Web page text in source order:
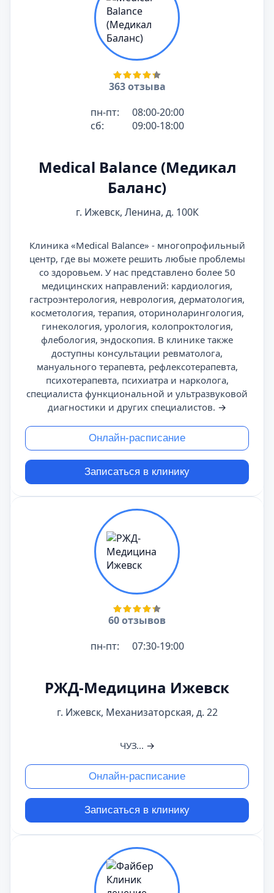
363 отзыва
пн-пт:
08:00-20:00
сб:
09:00-18:00
Medical Balance (Медикал
Баланс)
г. Ижевск, Ленина, д. 100К
Клиника «Medical Balance» - многопрофильный
центр, где вы можете решить любые проблемы
со здоровьем. У нас представлено более 50
медицинских направлений: кардиология,
гастроэнтерология, неврология, дерматология,
косметология, терапия, оториноларингология,
гинекология, урология, колопроктология,
флебология, эндоскопия. В клинике также
доступны консультации ревматолога,
мануального терапевта, рефлексотерапевта,
психотерапевта, психиатра и нарколога,
специалиста функциональной и ультразвуковой
диагностики и других специалистов. →
Онлайн-расписание
Записаться в клинику
60 отзывов
пн-пт:
07:30-19:00
РЖД-Медицина Ижевск
г. Ижевск, Механизаторская, д. 22
ЧУЗ... →
Онлайн-расписание
Записаться в клинику